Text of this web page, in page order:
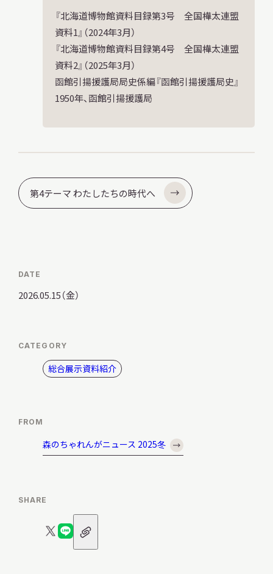
『北海道博物館資料目録第3号 全国樺太連盟
資料1』（2024年3月）
『北海道博物館資料目録第4号 全国樺太連盟
資料2』（2025年3月）
函館引揚援護局局史係編『函館引揚援護局史』
1950年、函館引揚援護局
第4テーマ わたしたちの時代へ
DATE
2026.05.15（金）
CATEGORY
総合展示資料紹介
FROM
森のちゃれんがニュース 2025冬
SHARE
X
LINE
URL
ア
イ